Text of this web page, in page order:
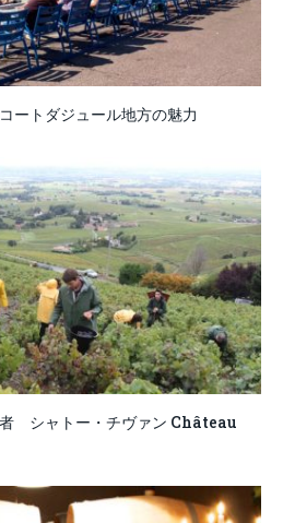
ートダジュール地方の魅力
シャトー・チヴァン Château